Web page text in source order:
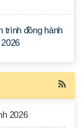
trình đồng hành
2026